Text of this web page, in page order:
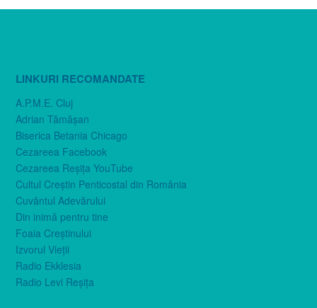
LINKURI RECOMANDATE
A.P.M.E. Cluj
Adrian Tămăşan
Biserica Betania Chicago
Cezareea Facebook
Cezareea Reşiţa YouTube
Cultul Creştin Penticostal din România
Cuvântul Adevărului
Din inimă pentru tine
Foaia Creştinului
Izvorul Vieţii
Radio Ekklesia
Radio Levi Reşiţa